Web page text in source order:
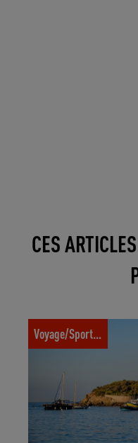
CES
Retour backpacker :
d’Or
Voyage/Sport trotter